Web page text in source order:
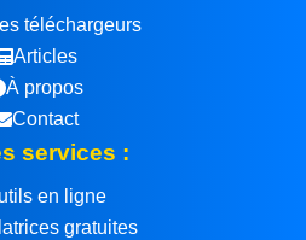
téléchargeurs
Articles
À propos
Contact
services :
en ligne
gratuites